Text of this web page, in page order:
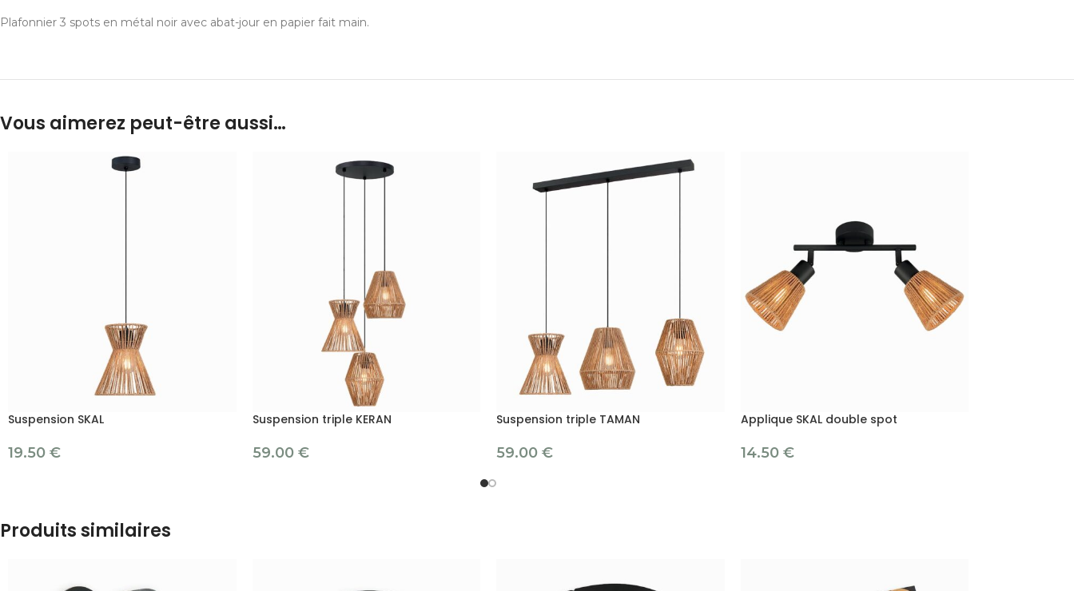
Plafonnier 3 spots en métal noir avec abat-jour en papier fait main.
Vous aimerez peut-être aussi…
Suspension SKAL
19.50 €
Suspension triple KERAN
59.00 €
Suspension triple TAMAN
59.00 €
Applique SKAL double spot
14.50 €
Produits similaires